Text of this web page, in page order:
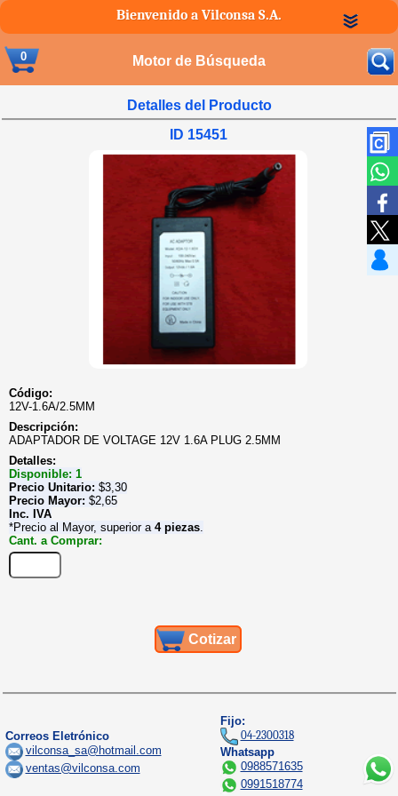
Bienvenido a Vilconsa S.A.
0 Motor de Búsqueda
Detalles del Producto
ID 15451
Código:
12V-1.6A/2.5MM
Descripción:
ADAPTADOR DE VOLTAGE 12V 1.6A PLUG 2.5MM
Detalles:
Disponible: 1
Precio Unitario: $3,30
Precio Mayor: $2,65
Inc. IVA
*Precio al Mayor, superior a 4 piezas
Cant. a Comprar:
Cotizar
Correos Eletrónico
vilconsa_sa@hotmail.com
ventas@vilconsa.com
Fijo:
04-2300318
Whatsapp
0988571635
0991518774